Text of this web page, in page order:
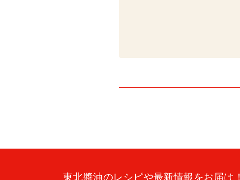
東北醬油のレシピや最新情報をお届け！